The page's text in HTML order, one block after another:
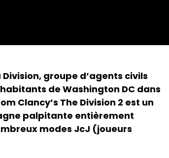
groupe d’agents civils
de Washington DC dans
Clancy’s The Division 2 est un
palpitante entièrement
modes JcJ (joueurs